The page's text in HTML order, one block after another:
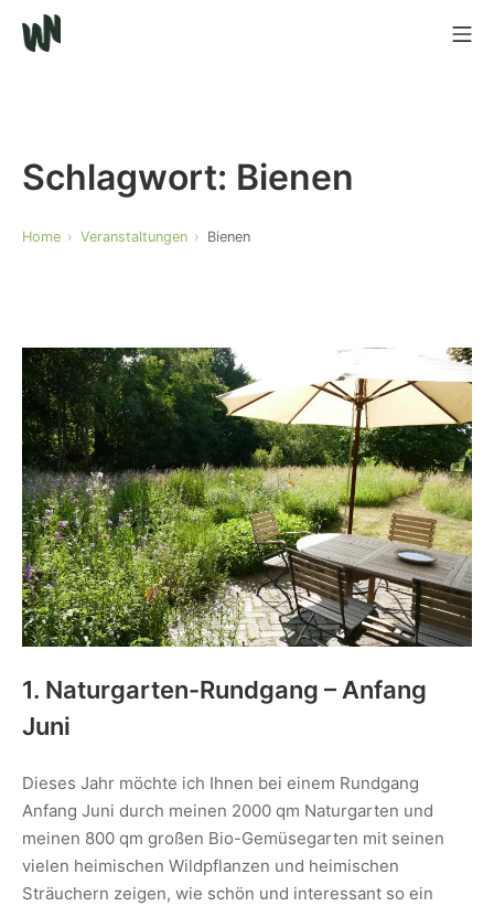
Schlagwort: Bienen
Home Veranstaltungen Bienen
1. Naturgarten-Rundgang – Anfang
Juni
Dieses Jahr möchte ich Ihnen bei einem Rundgang
Anfang Juni durch meinen 2000 qm Naturgarten und
meinen 800 qm großen Bio-Gemüsegarten mit seinen
vielen heimischen Wildpflanzen und heimischen
Sträuchern zeigen, wie schön und interessant so ein